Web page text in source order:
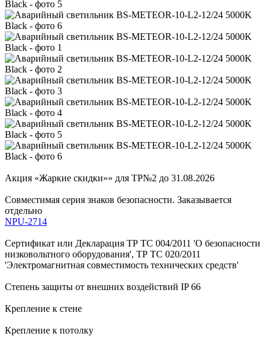
Акция «Жаркие скидки»» для ТР№2 до 31.08.2026
Совместимая серия знаков безопасности. Заказывается
отдельно
NPU-2714
Сертификат или Декларация ТР ТС 004/2011 'О безопасности
низковольтного оборудования', ТР ТС 020/2011
'Электромагнитная совместимость технических средств'
Степень защиты от внешних воздействий IP 66
Крепление к стене
Крепление к потолку